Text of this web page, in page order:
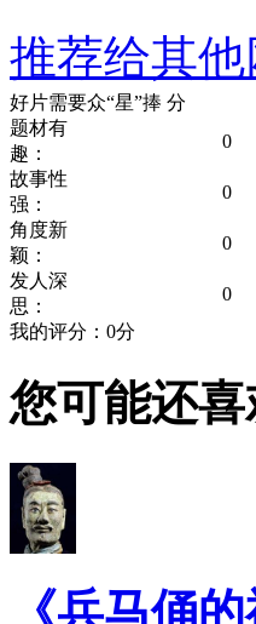
推荐给其他
好片需要众“星”捧 分
题材有
趣：
0
故事性
强：
0
角度新
颖：
0
发人深
思：
0
我的评分： 0分
您可能还喜
《兵马俑